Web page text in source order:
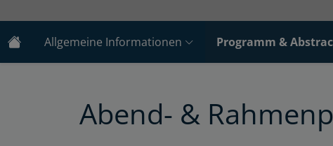
Allgemeine Informationen Programm &
Abend- &